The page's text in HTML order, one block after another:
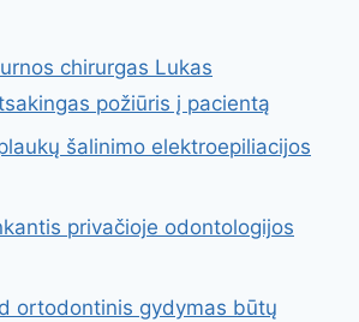
chirurgas Lukas
požiūris į pacientą
šalinimo elektroepiliacijos
privačioje odontologijos
ortodontinis gydymas būtų